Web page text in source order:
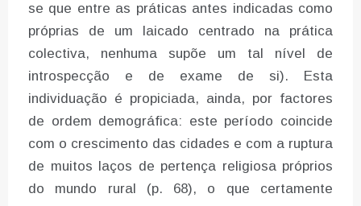
se que entre as práticas antes indicadas como
próprias de um laicado centrado na prática
colectiva, nenhuma supõe um tal nível de
introspecção e de exame de si). Esta
individuação é propiciada, ainda, por factores
de ordem demográfica: este período coincide
com o crescimento das cidades e com a ruptura
de muitos laços de pertença religiosa próprios
do mundo rural (p. 68), o que certamente